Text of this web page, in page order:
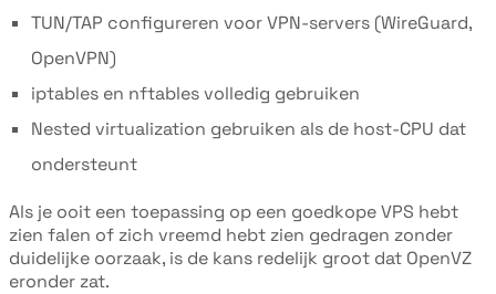
TUN/TAP configureren voor VPN-servers (WireGuard,
OpenVPN)
iptables en nftables volledig gebruiken
Nested virtualization gebruiken als de host-CPU dat
ondersteunt
Als je ooit een toepassing op een goedkope VPS hebt
zien falen of zich vreemd hebt zien gedragen zonder
duidelijke oorzaak, is de kans redelijk groot dat OpenVZ
eronder zat.